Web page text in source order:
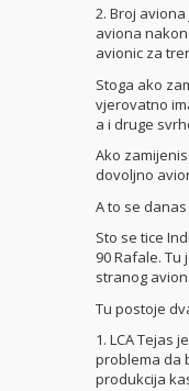
2. Broj
aviona
avionic za
Stoga ako
vjerovatno
a i druge
Ako
dovoljno
A to se
Sto se tice
90 Rafale.
stranog
Tu postoje
1. LCA Tejas
problema da
produkcija